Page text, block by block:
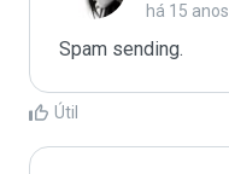
há 15 anos
Spam sending.
Útil